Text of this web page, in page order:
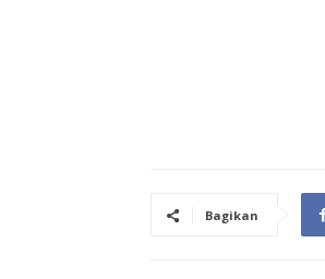
Bagikan